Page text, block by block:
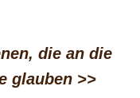
die an die
glauben >>